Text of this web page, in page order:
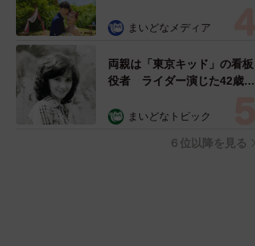
まいどなメディア
両親は「東京キッド」の看板
役者 ライダー演じた42歳元
ングフォト」計画を明言
まいどなトピック
６位以降を見る